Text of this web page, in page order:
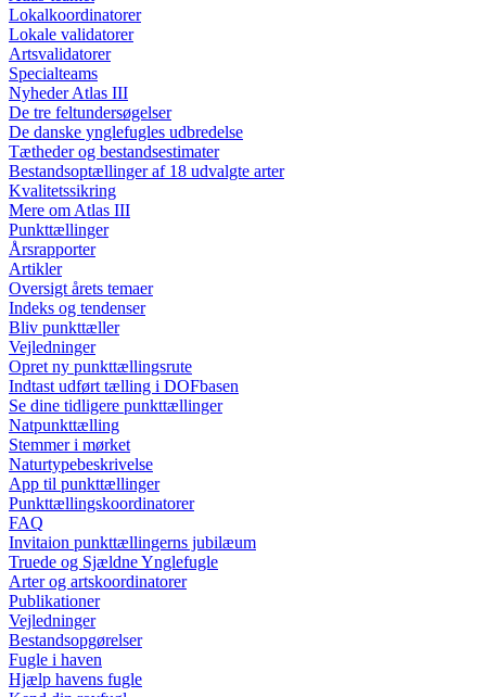
Lokalkoordinatorer
Lokale validatorer
Artsvalidatorer
Specialteams
Nyheder Atlas III
De tre feltundersøgelser
De danske ynglefugles udbredelse
Tætheder og bestandsestimater
Bestandsoptællinger af 18 udvalgte arter
Kvalitetssikring
Mere om Atlas III
Punkttællinger
Årsrapporter
Artikler
Oversigt årets temaer
Indeks og tendenser
Bliv punkttæller
Vejledninger
Opret ny punkttællingsrute
Indtast udført tælling i DOFbasen
Se dine tidligere punkttællinger
Natpunkttælling
Stemmer i mørket
Naturtypebeskrivelse
App til punkttællinger
Punkttællingskoordinatorer
FAQ
Invitaion punkttællingerns jubilæum
Truede og Sjældne Ynglefugle
Arter og artskoordinatorer
Publikationer
Vejledninger
Bestandsopgørelser
Fugle i haven
Hjælp havens fugle